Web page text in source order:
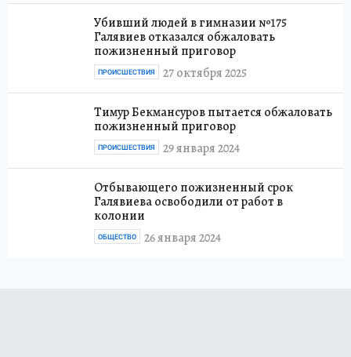
Убивший людей в гимназии №175
Галявиев отказался обжаловать
пожизненный приговор
27 октября 2025
ПРОИСШЕСТВИЯ
Тимур Бекмансуров пытается обжаловать
пожизненный приговор
29 января 2024
ПРОИСШЕСТВИЯ
Отбывающего пожизненный срок
Галявиева освободили от работ в
колонии
26 января 2024
ОБЩЕСТВО